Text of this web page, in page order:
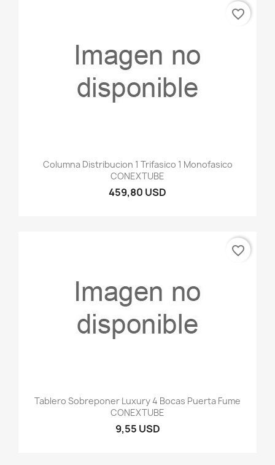
Columna Distribucion 1 Trifasico 1 Monofasico
CONEXTUBE
459,80 USD
favorite_border
Tablero Sobreponer Luxury 4 Bocas Puerta Fume
CONEXTUBE
9,55 USD
favorite_border